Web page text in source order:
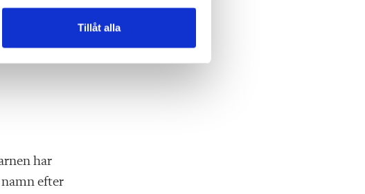
Tillåt alla
är 21 av 30
har
efter